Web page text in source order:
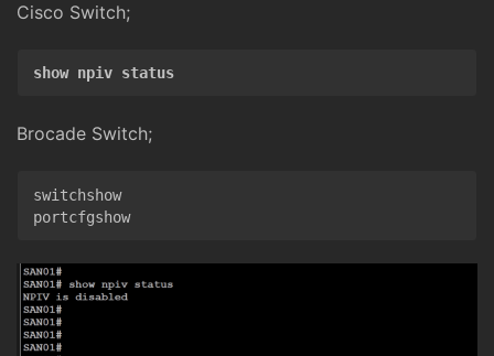
Cisco Switch;
show npiv status
Brocade Switch;
switchshow
portcfgshow